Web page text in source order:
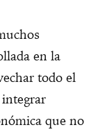
en la
todo el
que no